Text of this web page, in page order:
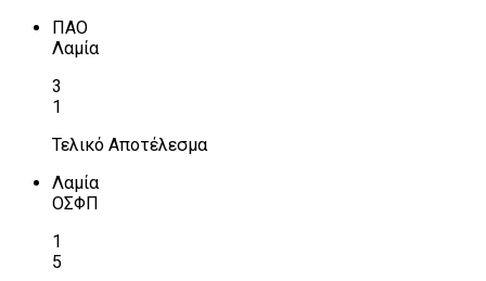
ΠΑΟ
Λαμία
3
1
Τελικό Αποτέλεσμα
Λαμία
ΟΣΦΠ
1
5